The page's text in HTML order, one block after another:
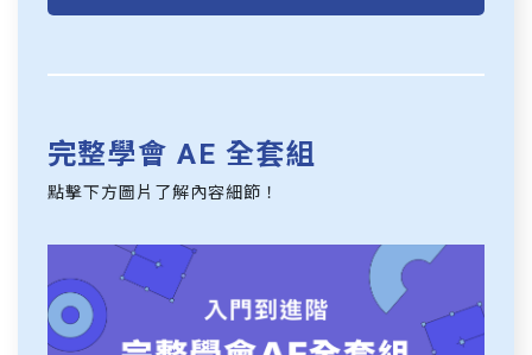
完整學會 AE 全套組
點擊下方圖片了解內容細節！